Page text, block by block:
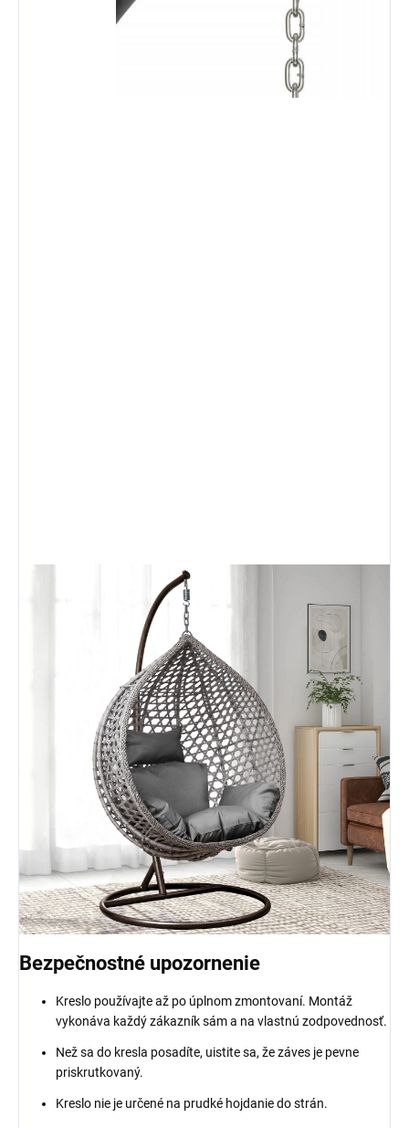
Bezpečnostné upozornenie
Kreslo používajte až po úplnom zmontovaní. Montáž
vykonáva každý zákazník sám a na vlastnú zodpovednosť.
Než sa do kresla posadíte, uistite sa, že záves je pevne
priskrutkovaný.
Kreslo nie je určené na prudké hojdanie do strán.